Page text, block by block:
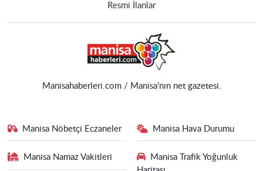
Resmi İlanlar
Manisahaberleri.com / Manisa'nın net gazetesi.
Manisa Nöbetçi Eczaneler Manisa Hava Durumu
Manisa Namaz Vakitleri
Manisa Trafik Yoğunluk